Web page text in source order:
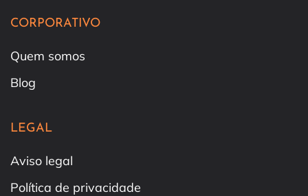
CORPORATIVO
Quem somos
Blog
LEGAL
Aviso legal
Política de privacidade